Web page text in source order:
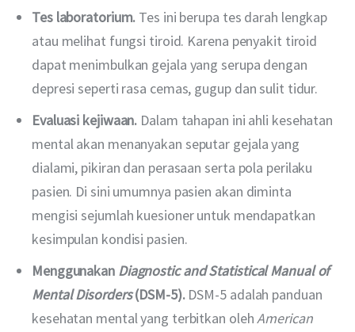
Tes laboratorium. Tes ini berupa tes darah lengkap
atau melihat fungsi tiroid. Karena penyakit tiroid
dapat menimbulkan gejala yang serupa dengan
depresi seperti rasa cemas, gugup dan sulit tidur.
Evaluasi kejiwaan. Dalam tahapan ini ahli kesehatan
mental akan menanyakan seputar gejala yang
dialami, pikiran dan perasaan serta pola perilaku
pasien. Di sini umumnya pasien akan diminta
mengisi sejumlah kuesioner untuk mendapatkan
kesimpulan kondisi pasien.
Menggunakan Diagnostic and Statistical Manual of
Mental Disorders(DSM-5).DSM-5 adalah panduan
kesehatan mental yang terbitkan olehAmerican